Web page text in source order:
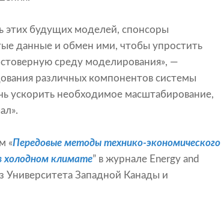
этих будущих моделей, спонсоры
данные и обмен ими, чтобы упростить
среду моделирования», —
различных компонентов системы
ускорить необходимое масштабирование,
«Передовые методы технико-экономического
холодном климате” в журнале Energy and
Университета Западной Канады и